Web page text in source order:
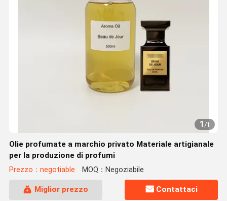
1/1
Olie profumate a marchio privato Materiale artigianale
per la produzione di profumi
Prezzo：negotiable MOQ：Negoziabile
Miglior prezzo Contattaci